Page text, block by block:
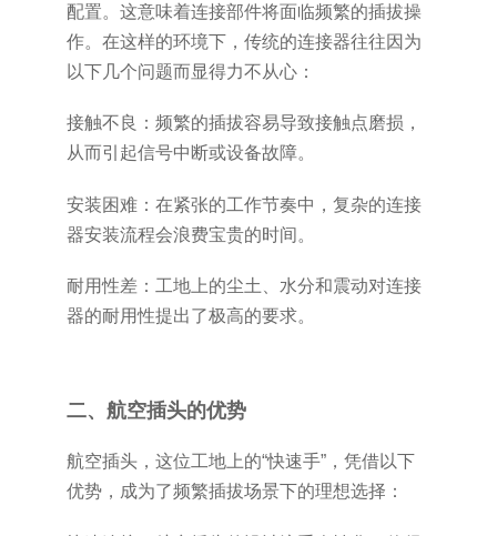
配置。这意味着连接部件将面临频繁的插拔操
作。在这样的环境下，传统的连接器往往因为
以下几个问题而显得力不从心：
接触不良：频繁的插拔容易导致接触点磨损，
从而引起信号中断或设备故障。
安装困难：在紧张的工作节奏中，复杂的连接
器安装流程会浪费宝贵的时间。
耐用性差：工地上的尘土、水分和震动对连接
器的耐用性提出了极高的要求。
二、航空插头的优势
航空插头，这位工地上的“快速手”，凭借以下
优势，成为了频繁插拔场景下的理想选择：